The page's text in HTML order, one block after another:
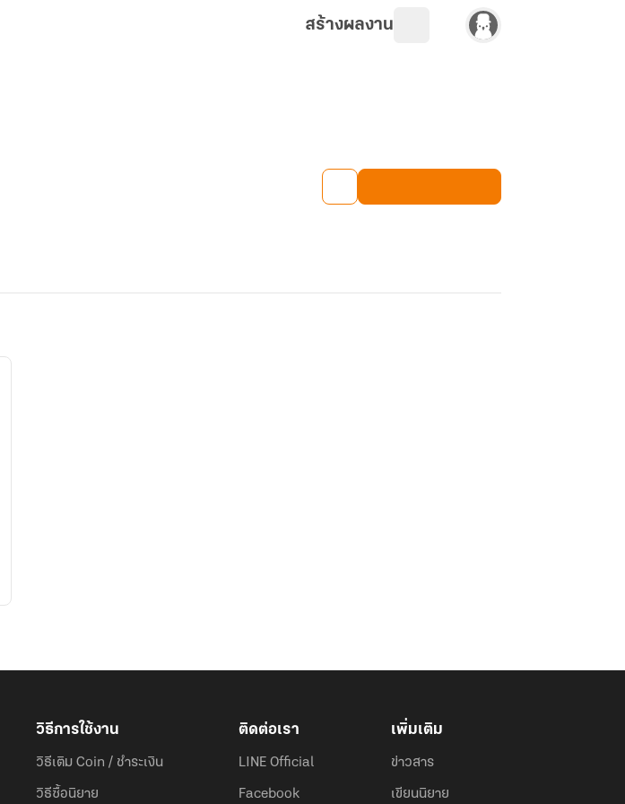
สร้างผลงาน
วิธีการใช้งาน
วิธีเติม Coin / ชำระเงิน
วิธีซื้อนิยาย
ติดต่อเรา
LINE Official
Facebook
เพิ่มเติม
ข่าวสาร
เขียนนิยาย